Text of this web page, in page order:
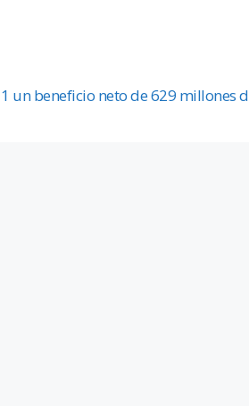
un beneficio neto de 629 millones